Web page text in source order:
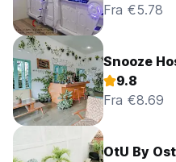
Fra €5.78
Snooze
9.8
Fra €8.69
OtU By